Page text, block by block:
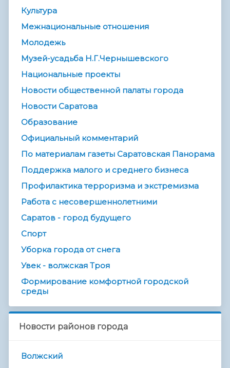
Культура
Межнациональные отношения
Молодежь
Музей-усадьба Н.Г.Чернышевского
Национальные проекты
Новости общественной палаты города
Новости Саратова
Образование
Официальный комментарий
По материалам газеты Саратовская Панорама
Поддержка малого и среднего бизнеса
Профилактика терроризма и экстремизма
Работа с несовершеннолетними
Саратов - город будущего
Спорт
Уборка города от снега
Увек - волжская Троя
Формирование комфортной городской
среды
Новости районов города
Волжский